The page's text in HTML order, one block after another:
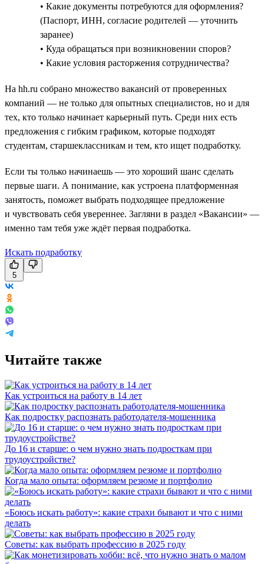
• Какие документы потребуются для оформления?
(Паспорт, ИНН, согласие родителей — уточнить
заранее)
• Куда обращаться при возникновении споров?
• Какие условия расторжения сотрудничества?
На hh.ru собрано множество вакансий от проверенных
компаний — не только для опытных специалистов, но и для
тех, кто только начинает карьерный путь. Среди них есть
предложения с гибким графиком, которые подходят
студентам, старшеклассникам и тем, кто ищет подработку.
Если ты только начинаешь — это хороший шанс сделать
первые шаги. А понимание, как устроена платформенная
занятость, поможет выбрать подходящее предложение
и чувствовать себя увереннее. Загляни в раздел «Вакансии» —
именно там тебя уже ждёт первая подработка.
Искать подработку
5
Читайте также
Как устроиться на работу в 14 лет
Как подростку распознать работодателя-мошенника
До 16 и старше: о чем нужно знать подросткам при
трудоустройстве?
Когда мало опыта: оформляем резюме и портфолио
«Боюсь искать работу»: какие страхи бывают и что с ними
делать
Советы: как выбрать профессию в 2025 году